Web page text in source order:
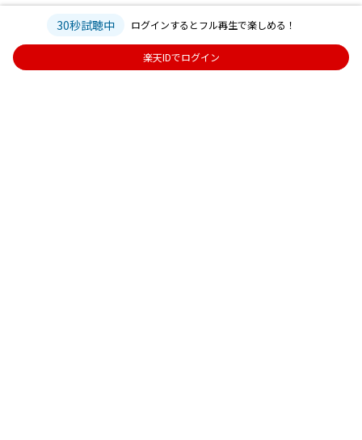
30秒試聴中 ログインするとフル再生で楽しめる！
楽天IDでログイン